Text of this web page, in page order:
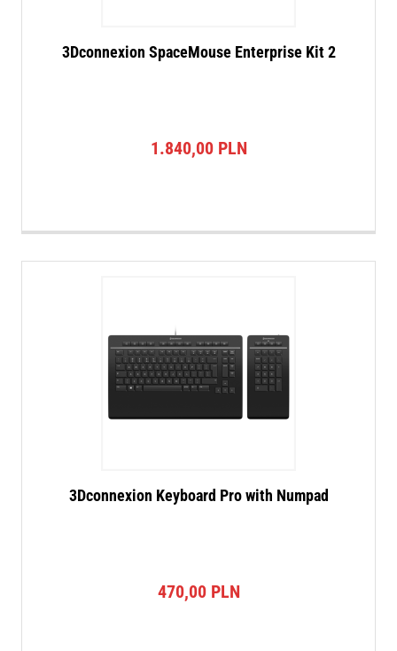
3Dconnexion SpaceMouse Enterprise Kit 2
1.840,00 PLN
3Dconnexion Keyboard Pro with Numpad
470,00 PLN